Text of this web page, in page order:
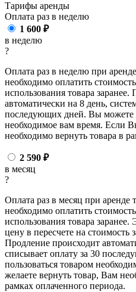
Тарифы аренды
Оплата раз в неделю
1 600 ₽
в неделю
?
Оплата раз в неделю при
необходимо оплатить
использования товара
автоматически на 8 день,
последующих дней. Вы можете
необходимое вам время. Если
необходимо вернуть товара в
2 590 ₽
в месяц
?
Оплата раз в месяц при аренде
необходимо оплатить
использования товара
цену в пересчете на стоимость
Продление происходит
списывает оплату за 30
пользоваться товаром
желаете вернуть товар, Вам
рамках оплаченного периода.